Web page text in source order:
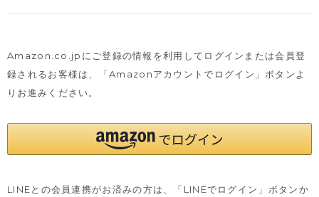
Amazon.co.jpにご登録の情報を利用してログインまたは会員登
録されるお客様は、
「Amazonアカウントでログイン」ボタンよ
りお進みください。
LINEとの会員連携がお済みの方は、「LINEでログイン」ボタンか